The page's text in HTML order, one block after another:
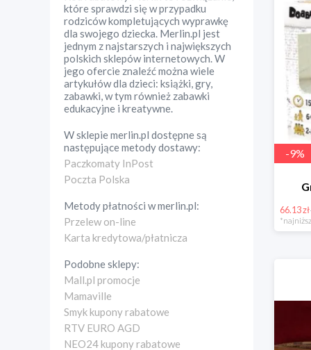
które sprawdzi się w przypadku
rodziców kompletujących wyprawkę
dla swojego dziecka. Merlin.pl jest
jednym z najstarszych i największych
polskich sklepów internetowych. W
jego ofercie znaleźć można wiele
artykułów dla dzieci: książki, gry,
zabawki, w tym również zabawki
edukacyjne i kreatywne.
W sklepiemerlin.pl dostępne są
następujące metody dostawy:
Paczkomaty InPost
Poczta Polska
Metody płatności wmerlin.pl:
Przelew on-line
Karta kredytowa/płatnicza
Podobne sklepy:
Mall.pl promocje
Mamaville
Smyk kupony rabatowe
RTV EURO AGD
NEO24 kupony rabatowe
-9%
66.13 zł